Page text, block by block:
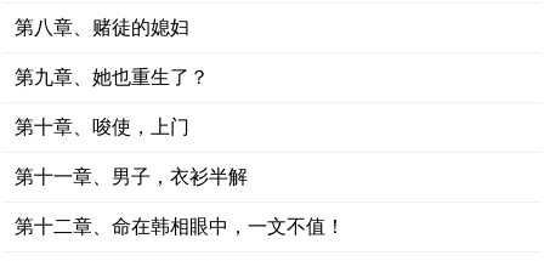
第八章、赌徒的媳妇
第九章、她也重生了？
第十章、唆使，上门
第十一章、男子，衣衫半解
第十二章、命在韩相眼中，一文不值！